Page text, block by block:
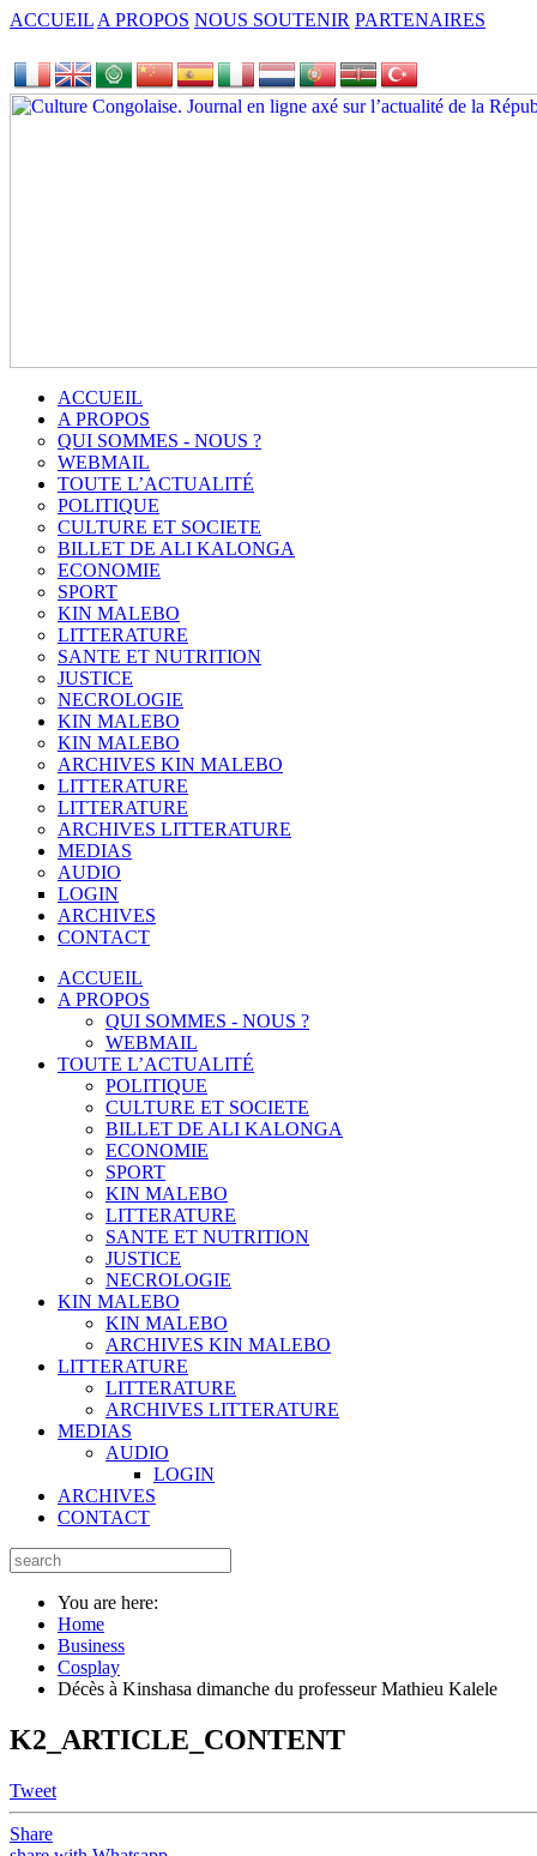
ACCUEIL A PROPOS NOUS SOUTENIR PARTENAIRES
ACCUEIL
A PROPOS
QUI SOMMES - NOUS ?
WEBMAIL
TOUTE L’ACTUALITÉ
POLITIQUE
CULTURE ET SOCIETE
BILLET DE ALI KALONGA
ECONOMIE
SPORT
KIN MALEBO
LITTERATURE
SANTE ET NUTRITION
JUSTICE
NECROLOGIE
KIN MALEBO
KIN MALEBO
ARCHIVES KIN MALEBO
LITTERATURE
LITTERATURE
ARCHIVES LITTERATURE
MEDIAS
AUDIO
LOGIN
ARCHIVES
CONTACT
ACCUEIL
A PROPOS
QUI SOMMES - NOUS ?
WEBMAIL
TOUTE L’ACTUALITÉ
POLITIQUE
CULTURE ET SOCIETE
BILLET DE ALI KALONGA
ECONOMIE
SPORT
KIN MALEBO
LITTERATURE
SANTE ET NUTRITION
JUSTICE
NECROLOGIE
KIN MALEBO
KIN MALEBO
ARCHIVES KIN MALEBO
LITTERATURE
LITTERATURE
ARCHIVES LITTERATURE
MEDIAS
AUDIO
LOGIN
ARCHIVES
CONTACT
You are here:
Home
Business
Cosplay
Décès à Kinshasa dimanche du professeur Mathieu Kalele
K2_ARTICLE_CONTENT
Tweet
Share